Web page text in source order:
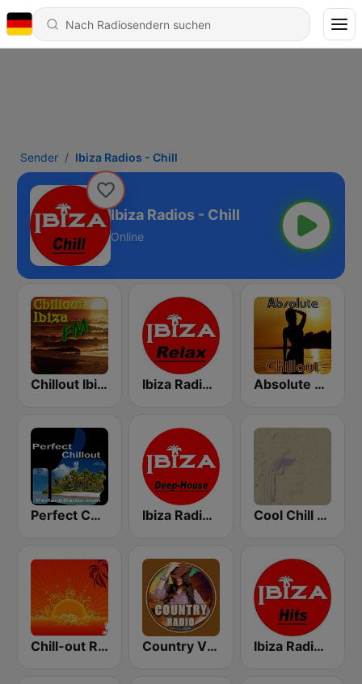
Sender Ibiza Radios - Chill
Ibiza Radios - Chill
Online
Chillout Ibiza FM Ibiza Radios - Relax Absolute Chillout
Perfect Chillout Ibiza Radios - Deep House Cool Chill House
Chill-out Radio Country Vibes Ibiza Radios - Hits